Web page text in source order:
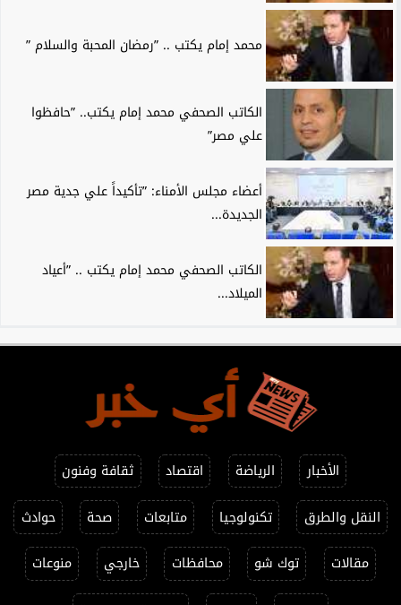
محمد إمام يكتب .. ”رمضان المحبة والسلام ”
الكاتب الصحفي محمد إمام يكتب.. ”حافظوا
علي مصر”
أعضاء مجلس الأمناء: ”تأكيداً علي جدية مصر
الجديدة...
الكاتب الصحفي محمد إمام يكتب .. ”أعياد
الميلاد...
الأخبار الرياضة اقتصاد
ثقافة وفنون
النقل والطرق
تكنولوجيا متابعات صحة
حوادث
مقالات
توك شو محافظات خارجي
منوعات